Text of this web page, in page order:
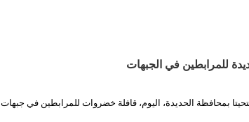
للمرابطين في الجبهات
بمحافظة الحديدة، اليوم، قافلة خضروات للمرابطين في جبهات